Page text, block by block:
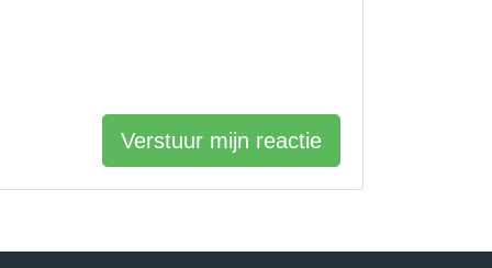
Verstuur mijn reactie